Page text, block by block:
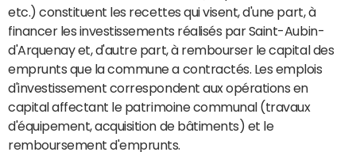
etc.) constituent les recettes qui visent, d'une part, à
financer les investissements réalisés par Saint-Aubin-
d'Arquenay et, d'autre part, à rembourser le capital des
emprunts que la commune a contractés. Les emplois
d'investissement correspondent aux opérations en
capital affectant le patrimoine communal (travaux
d'équipement, acquisition de bâtiments) et le
remboursement d'emprunts.